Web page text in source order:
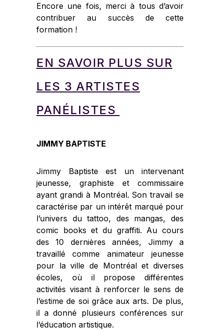
Encore une fois, merci à tous d’avoir
contribuer au succès de cette
formation !
EN SAVOIR PLUS SUR
LES 3 ARTISTES
PANÉLISTES
JIMMY BAPTISTE
Jimmy Baptiste est un intervenant
jeunesse, graphiste et commissaire
ayant grandi à Montréal. Son travail se
caractérise par un intérêt marqué pour
l’univers du tattoo, des mangas, des
comic books et du graffiti. Au cours
des 10 dernières années, Jimmy a
travaillé comme animateur jeunesse
pour la ville de Montréal et diverses
écoles, où il propose différentes
activités visant à renforcer le sens de
l’estime de soi grâce aux arts. De plus,
il a donné plusieurs conférences sur
l’éducation artistique.